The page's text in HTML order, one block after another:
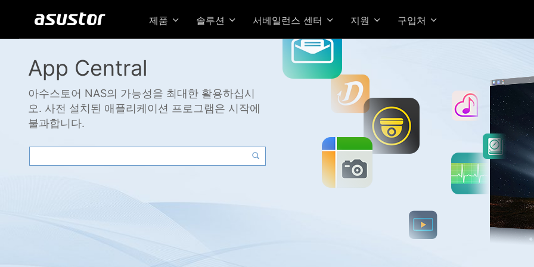
제품 솔루션 서베일런스 센터 지원 구입처
App Central
아수스토어 NAS의 가능성을 최대한 활용하십시
오. 사전 설치된 애플리케이션 프로그램은 시작에
불과합니다.